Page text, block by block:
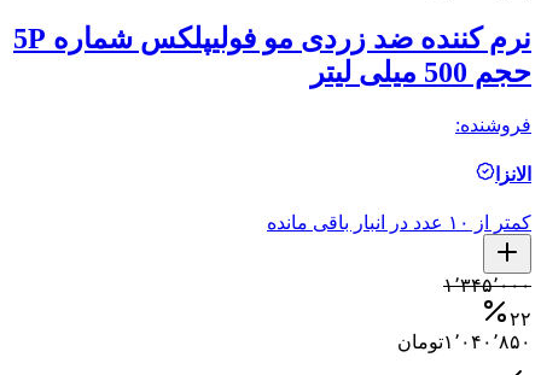
نرم کننده ضد زردی مو فولیپلکس شماره 5P
حجم 500 میلی لیتر
فروشنده:
الانزا
کمتر از ۱۰ عدد در انبار باقی مانده
۱٬۳۴۵٬۰۰۰
۲۲
۱٬۰۴۰٬۸۵۰تومان